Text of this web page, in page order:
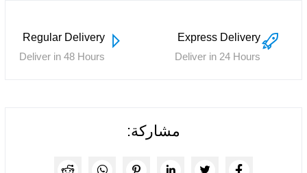
Express Delivery
Deliver in 24 Hours
Regular Delivery
Deliver in 48 Hours
مشاركة: